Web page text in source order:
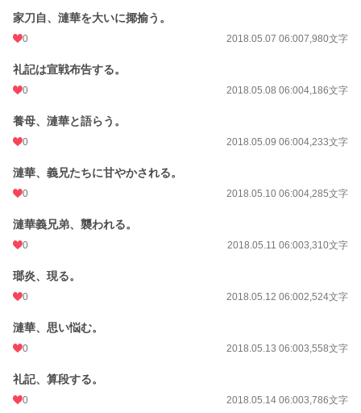
家刀自、漣華を大いに揶揄う。
0 2018.05.07 06:007,980文字
礼記は宣戦布告する。
0 2018.05.08 06:004,186文字
養母、漣華と語らう。
0 2018.05.09 06:004,233文字
漣華、義兄たちに甘やかされる。
0 2018.05.10 06:004,285文字
漣華義兄弟、襲われる。
0 2018.05.11 06:003,310文字
瑯炎、現る。
0 2018.05.12 06:002,524文字
漣華、思い悩む。
0 2018.05.13 06:003,558文字
礼記、算段する。
0 2018.05.14 06:003,786文字